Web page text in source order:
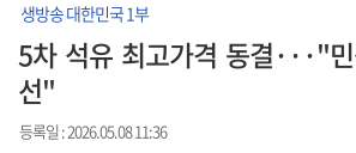
생방송 대한민국 1부
5차 석유 최고가격 동결···"
선"
등록일 : 2026.05.08 11:36